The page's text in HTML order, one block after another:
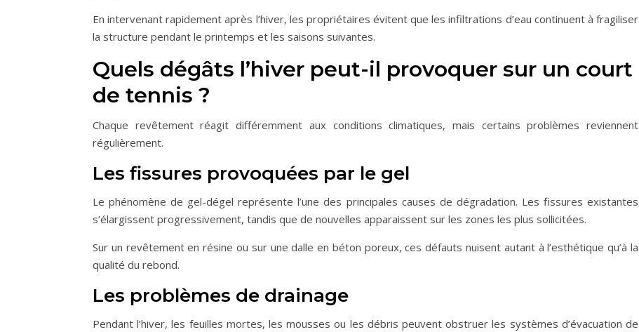
En intervenant rapidement après l’hiver, les propriétaires évitent que les infiltrations d’eau continuent à fragiliser
la structure pendant le printemps et les saisons suivantes.
Quels dégâts l’hiver peut-il provoquer sur un court
de tennis ?
Chaque revêtement réagit différemment aux conditions climatiques, mais certains problèmes reviennent
régulièrement.
Les fissures provoquées par le gel
Le phénomène de gel-dégel représente l’une des principales causes de dégradation. Les fissures existantes
s’élargissent progressivement, tandis que de nouvelles apparaissent sur les zones les plus sollicitées.
Sur un revêtement en résine ou sur une dalle en béton poreux, ces défauts nuisent autant à l’esthétique qu’à la
qualité du rebond.
Les problèmes de drainage
Pendant l’hiver, les feuilles mortes, les mousses ou les débris peuvent obstruer les systèmes d’évacuation de